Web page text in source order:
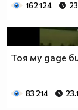
162 124
Тоя му даде
83 214